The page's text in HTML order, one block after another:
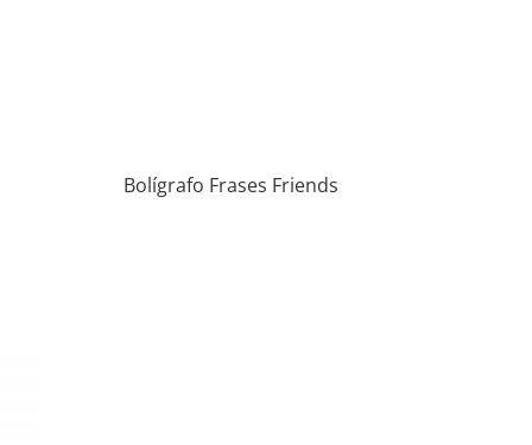
Bolígrafo Frases Friends